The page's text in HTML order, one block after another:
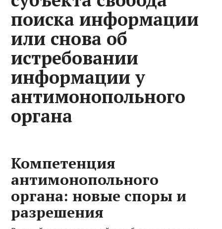
поиска информации
или снова об
истребовании
информации у
антимонопольного
органа
Компетенция
антимонопольного
органа: новые споры и
разрешения